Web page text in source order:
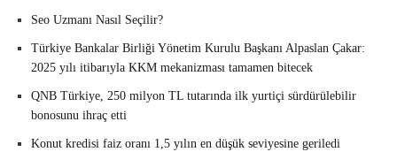
Seo Uzmanı Nasıl Seçilir?
Türkiye Bankalar Birliği Yönetim Kurulu Başkanı Alpaslan Çakar:
2025 yılı itibarıyla KKM mekanizması tamamen bitecek
QNB Türkiye, 250 milyon TL tutarında ilk yurtiçi sürdürülebilir
bonosunu ihraç etti
Konut kredisi faiz oranı 1,5 yılın en düşük seviyesine geriledi